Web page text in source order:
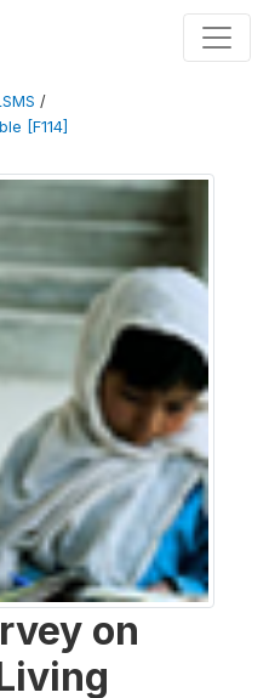
/
[F114]
on